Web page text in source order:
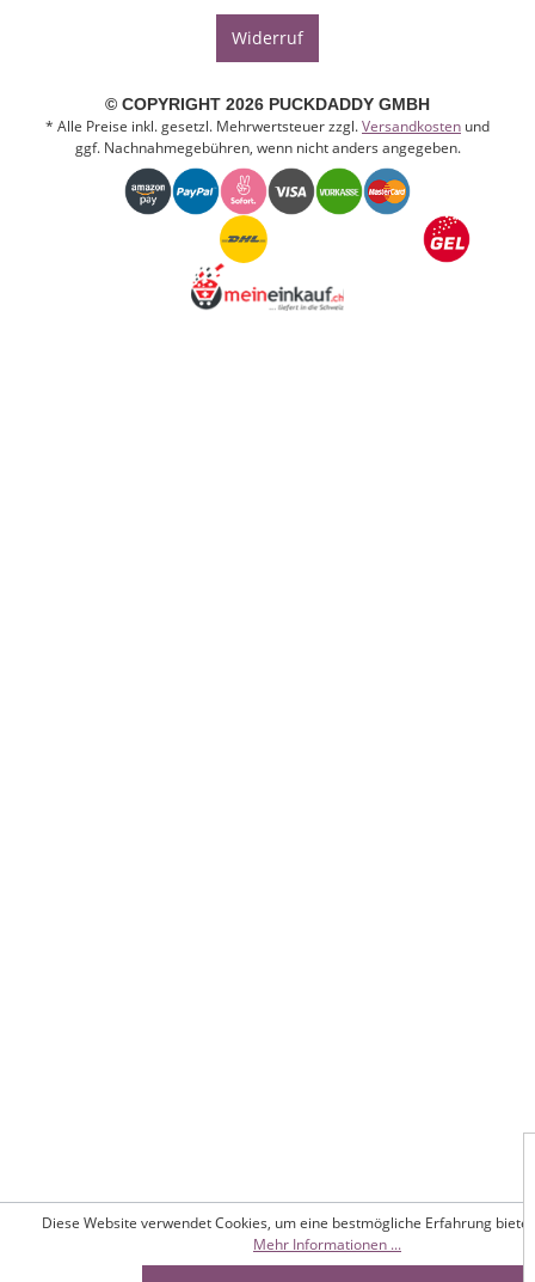
Widerruf
© COPYRIGHT 2026 PUCKDADDY GMBH
* Alle Preise inkl. gesetzl. Mehrwertsteuer zzgl.Versandkosten und
ggf. Nachnahmegebühren, wenn nicht anders angegeben.
Diese Website verwendet Cookies, um eine bestmögliche Erfahrung
Mehr Informationen ...